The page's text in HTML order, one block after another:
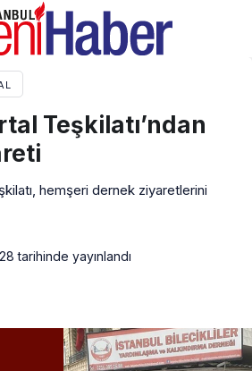
Teşkilatı’ndan
hemşeri dernek ziyaretlerini
tarihinde yayınlandı